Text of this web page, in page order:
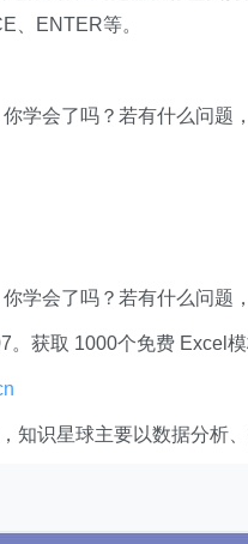
、ENTER等。
学会了吗？若有什么问题
学会了吗？若有什么问题
获取 1000个免费 Excel模
知识星球主要以数据分析